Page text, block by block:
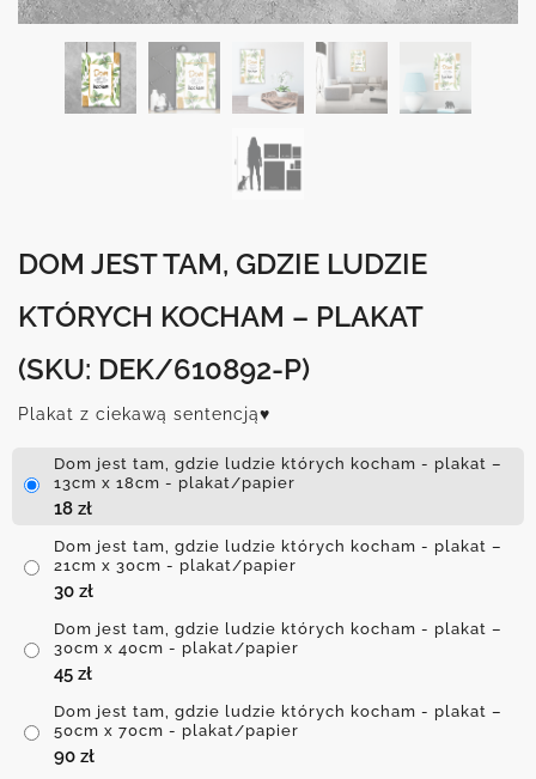
DOM JEST TAM, GDZIE LUDZIE
KTÓRYCH KOCHAM – PLAKAT
(SKU: DEK/610892-P)
Plakat z ciekawą sentencją♥
Dom jest tam, gdzie ludzie których kocham - plakat –
13cm x 18cm - plakat/papier
18 zł
Dom jest tam, gdzie ludzie których kocham - plakat –
21cm x 30cm - plakat/papier
30 zł
Dom jest tam, gdzie ludzie których kocham - plakat –
30cm x 40cm - plakat/papier
45 zł
Dom jest tam, gdzie ludzie których kocham - plakat –
50cm x 70cm - plakat/papier
90 zł